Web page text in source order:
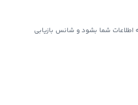
اطلاعات شما بشود و شانس بازیابی